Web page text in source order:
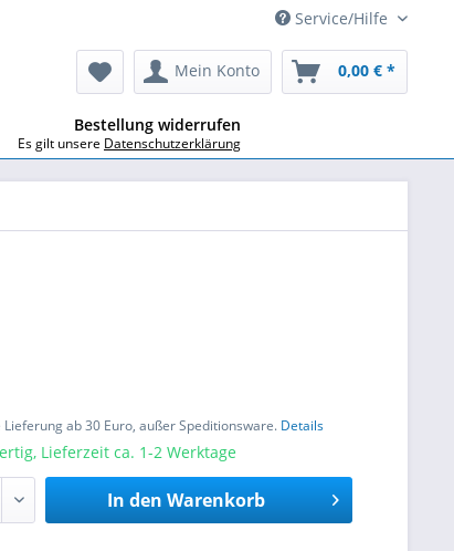
Service/Hilfe
Mein Konto 0,00 € *
Lieferung ab 30 Euro, außer Speditionsware. Details
Lieferzeit ca. 1-2 Werktage
In den Warenkorb
Bestellung widerrufen
Es gilt unsere Datenschutzerklärung